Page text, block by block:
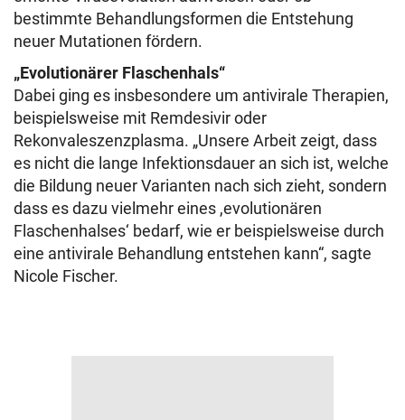
bestimmte Behandlungsformen die Entstehung
neuer Mutationen fördern.
„Evolutionärer Flaschenhals“
Dabei ging es insbesondere um antivirale Therapien,
beispielsweise mit Remdesivir oder
Rekonvaleszenzplasma. „Unsere Arbeit zeigt, dass
es nicht die lange Infektionsdauer an sich ist, welche
die Bildung neuer Varianten nach sich zieht, sondern
dass es dazu vielmehr eines ,evolutionären
Flaschenhalses‘ bedarf, wie er beispielsweise durch
eine antivirale Behandlung entstehen kann“, sagte
Nicole Fischer.